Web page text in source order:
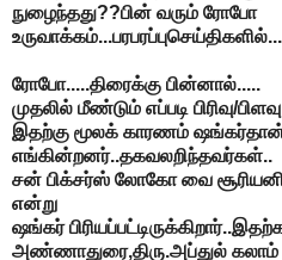
நுழைந்தது??பின் வரும் ரோபோ
ரோபோ.....திரைக்கு பின்னால்.....
முதலில் மீண்டும் எப்படி பிரிவு/
இதற்கு மூலக் காரணம்
எங்கின்றனர்..தகவலறிந்தவர்கள்..
சன் பிக்சர்ஸ் லோகோ வை
என்று
ஷங்கர்
அண்ணாதுரை,திரு.அப்துல் கலாம்